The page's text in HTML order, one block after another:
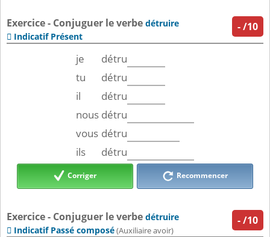
-/10
Exercice - Conjuguer le verbe détruire
 Indicatif Présent
je
détru
tu
détru
il
détru
nous détru
vous détru
ils
détru
Corriger Recommencer
-/10
Exercice - Conjuguer le verbe détruire
 Indicatif Passé composé(Auxiliaire avoir)